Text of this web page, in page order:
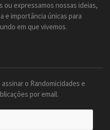
expressamos nossas ideias,
e importância únicas para
em que vivemos.
o Randomicidades e
por email.